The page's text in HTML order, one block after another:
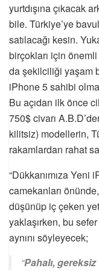
yurtdışına çıkacak
bile. Türkiye’ye
satılacağı kesin.
birçokları için
da şekilciliği yaşam
iPhone 5 sahibi
Bu açıdan ilk önce
750$ civarı
kilitsiz) modellerin,
rakamlardan rahat
“Dükkanımıza Yeni
camekanları
düşünüp iç çeken
yaklaşırken, bu
aynını söyleyecek;
“Pahalı,